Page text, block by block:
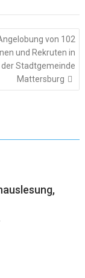
von 102
und Rekruten in
der Stadtgemeinde
Mattersburg